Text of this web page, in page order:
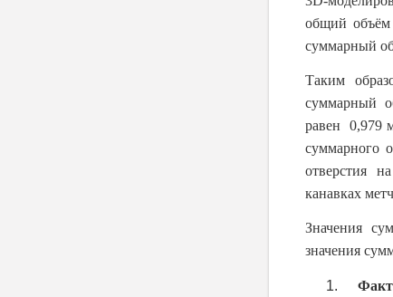
общий объём
суммарный
Таким
суммарный
равен 0,979
суммарного
отверстия
канавках
Значения
значения